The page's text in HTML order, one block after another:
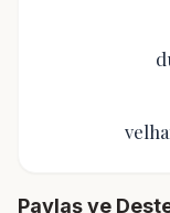
Paylaş ve